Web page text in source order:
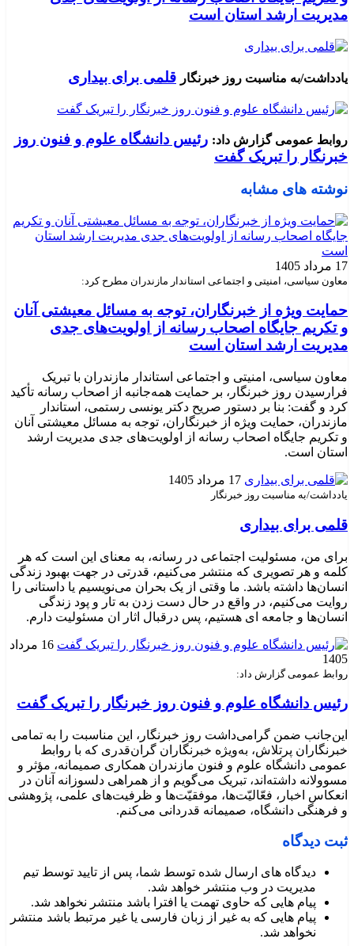
مدیریت ارشد استان است
یادداشت/به مناسبت روز خبرنگار قلمی برای بیداری
روابط عمومی گزارش داد: رئیس دانشگاه علوم و فنون روز
خبرنگار را تبریک گفت
نوشته های مشابه
17 مرداد 1405
معاون سیاسی، امنیتی و اجتماعی استاندار مازندران مطرح کرد:
حمایت ویژه از خبرنگاران، توجه به مسائل معیشتی آنان
و تکریم جایگاه اصحاب رسانه از اولویت‌های جدی
مدیریت ارشد استان است
معاون سیاسی، امنیتی و اجتماعی استاندار مازندران با تبریک
فرارسیدن روز خبرنگار، بر حمایت همه‌جانبه از اصحاب رسانه تأکید
کرد و گفت: بنا بر دستور صریح دکتر یونسی رستمی، استاندار
مازندران، حمایت ویژه از خبرنگاران، توجه به مسائل معیشتی آنان
و تکریم جایگاه اصحاب رسانه از اولویت‌های جدی مدیریت ارشد
استان است. ‎
17 مرداد 1405
یادداشت/به مناسبت روز خبرنگار
قلمی برای بیداری
برای من، مسئولیت اجتماعی در رسانه، به معنای این است که هر
کلمه و هر تصویری که منتشر می‌کنیم، قدرتی در جهت بهبود زندگی
انسان‌ها داشته باشد. ما وقتی از یک بحران می‌نویسیم یا داستانی را
روایت می‌کنیم، در واقع در حال دست زدن به تار و پود زندگی
انسان‌ها و جامعه ای هستیم، پس درقبال اثار ان مسئولیت دارم.
16 مرداد
1405
روابط عمومی گزارش داد:
رئیس دانشگاه علوم و فنون روز خبرنگار را تبریک گفت
این‌جانب ضمن گرامی‌داشت روز خبرنگار، این مناسبت را به تمامی
خبرنگاران پرتلاش، به‌ویژه خبرنگاران گران‌قدری که با روابط
عمومی دانشگاه علوم و فنون مازندران همکاری صمیمانه، مؤثر و
مسوولانه داشته‌اند، تبریک می‌گویم و از همراهی دلسوزانه آنان در
انعکاس اخبار، فعّالیّت‌ها، موفقیّت‌ها و ظرفیت‌های علمی، پژوهشی
و فرهنگی دانشگاه، صمیمانه قدردانی می‌کنم.
ثبت دیدگاه
دیدگاه های ارسال شده توسط شما، پس از تایید توسط تیم
مدیریت در وب منتشر خواهد شد.
پیام هایی که حاوی تهمت یا افترا باشد منتشر نخواهد شد.
پیام هایی که به غیر از زبان فارسی یا غیر مرتبط باشد منتشر
نخواهد شد.